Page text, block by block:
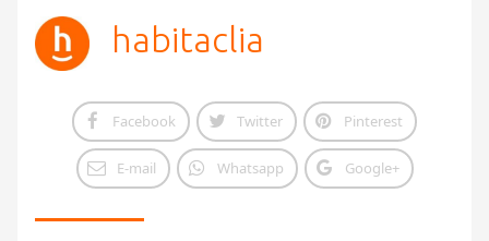
habitaclia
Facebook Twitter Pinterest
E-mail Whatsapp Google+